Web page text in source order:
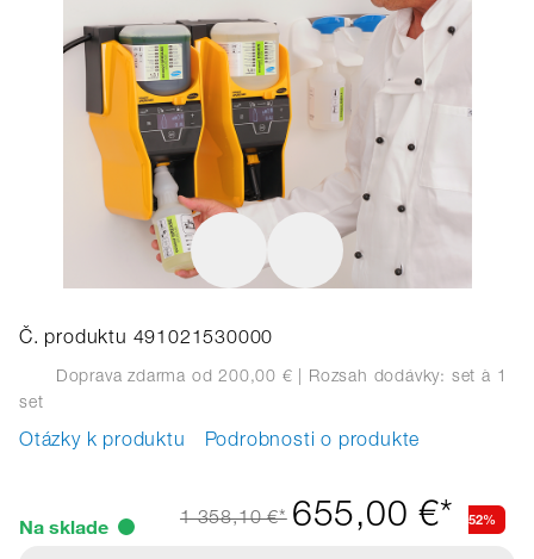
Č. produktu 491021530000
Doprava zdarma od 200,00 € | Rozsah dodávky: set à 1
set
Otázky k produktu Podrobnosti o produkte
Na sklade 1 358,10 €* 655,00 €* 52%